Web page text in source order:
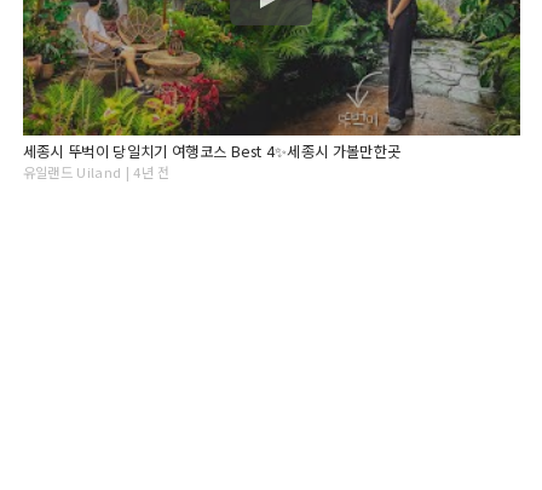
세종시 뚜벅이 당일치기 여행코스 Best 4✨세종시 가볼만한곳
유일랜드 Uiland | 4년 전